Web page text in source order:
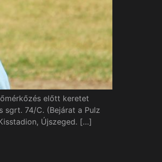
előtt keretet
sgrt. 74/C. (Bejárat a Pulz
Újszeged. […]